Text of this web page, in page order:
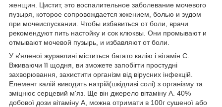
женщин. Цистит, это воспалительное заболевание мочевого
пузыря, которое сопровождается жжением, болью и зудом
при мочеиспускании. Чтобы избавиться от боли, врачи
рекомендуют пить настойку и сок клюквы. Они промывают и
отмывают мочевой пузырь, и избавляют от боли.
У в'яленої журавлині міститься багато калію і вітамін С.
Вживаючи її щодня, ви зможете запобігти простудні
захворювання, захистити організм від вірусних інфекцій.
Елемент калій виводить натрій(шкідливі солі) з організму та
зміцнює серцевий м'яз. Ще він джерело вітаміну А. 40%
добової дози вітаміну А, можна отримати в 100г сушеної або